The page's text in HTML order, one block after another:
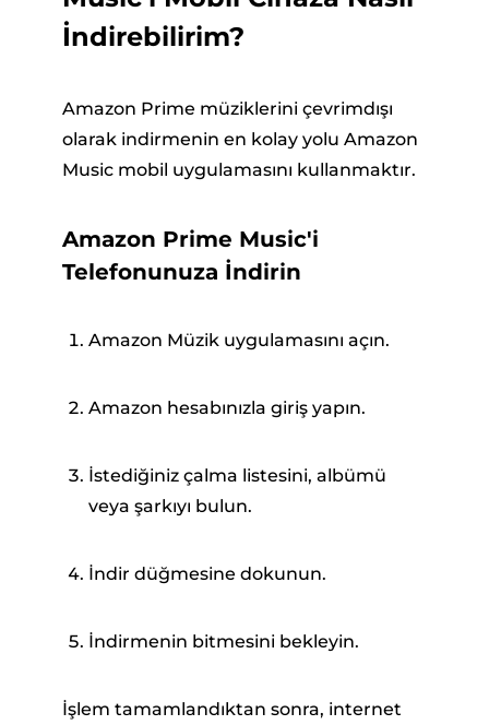
İndirebilirim?
Amazon Prime müziklerini çevrimdışı
olarak indirmenin en kolay yolu Amazon
Music mobil uygulamasını kullanmaktır.
Amazon Prime Music'i
Telefonunuza İndirin
Amazon Müzik uygulamasını açın.
Amazon hesabınızla giriş yapın.
İstediğiniz çalma listesini, albümü
veya şarkıyı bulun.
İndir düğmesine dokunun.
İndirmenin bitmesini bekleyin.
İşlem tamamlandıktan sonra, internet